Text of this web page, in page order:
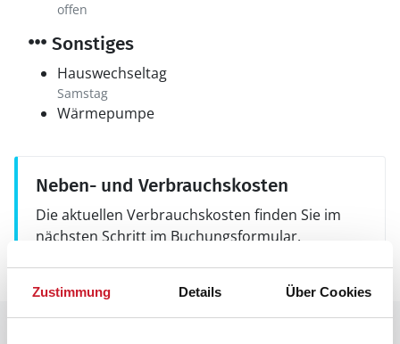
Zustimmung Details Über Cookies
offen
Sonstiges
Hauswechseltag
Samstag
Wärmepumpe
Neben- und Verbrauchskosten
Die aktuellen Verbrauchskosten finden Sie im
nächsten Schritt im Buchungsformular.